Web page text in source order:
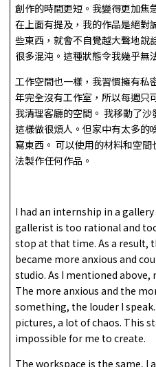
創作的時間更短。我變得更加焦
在上面有提及，我的作品是絕對
些東西，就會不自覺越大聲地說
很多混沌。這種狀態令我幾乎無
工作空間也一樣，我習慣擁有私
年完全沒有工作室，所以每週只
我清理客廳的空間。 我移動了
這樣做很煩人。但家中有太多的
寫東西。 可以使用的材料和空
法製作任何作品。
I had an internship in a
gallerist is too rational and
stop at that time. As a result,
became more anxious and
studio. As I mentioned
The more anxious and the
something, the louder I
pictures, a lot of chaos. This
impossible for me to create.
The workspace is the same, I